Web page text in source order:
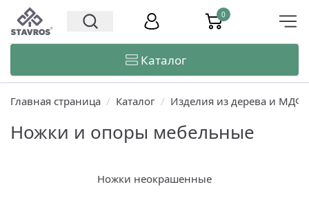
0
Каталог
Главная страница / Каталог / Изделия из дерева и МДФ
Ножки и опоры мебельные
Ножки неокрашенные